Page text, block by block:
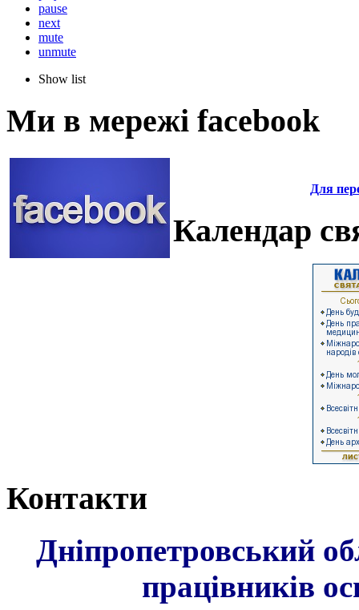
pause
next
mute
unmute
Show list
Ми в мережі facebook
Для
Календар
Контакти
Дніпропетровський
працівників